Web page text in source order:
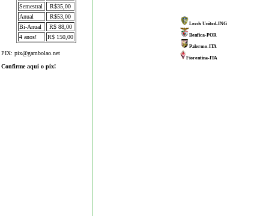
Semestral
R$35,00
Anual
R$53,00
Bi-Anual
R$ 88,00
4 anos!
R$ 150,00
PIX: pix@gambolao.net
Confirme aqui o pix!
Leeds United-ING
Benfica-POR
Palermo-ITA
Fiorentina-ITA